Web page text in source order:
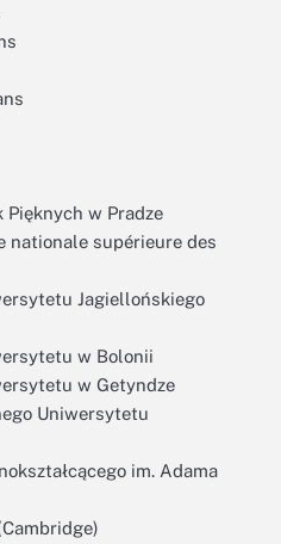
w Pradze
nationale supérieure des
Jagiellońskiego
w Bolonii
w Getyndze
Uniwersytetu
im. Adama